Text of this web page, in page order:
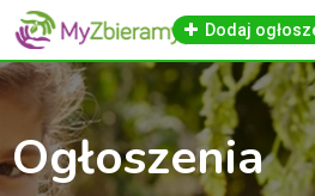
Skip
content
Dodaj
Ogłoszenia